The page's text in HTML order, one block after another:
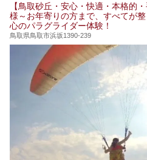
【鳥取砂丘・安心・快適・本格的
様～お年寄りの方まで、すべてが
心のパラグライダー体験！
鳥取県鳥取市浜坂1390-239